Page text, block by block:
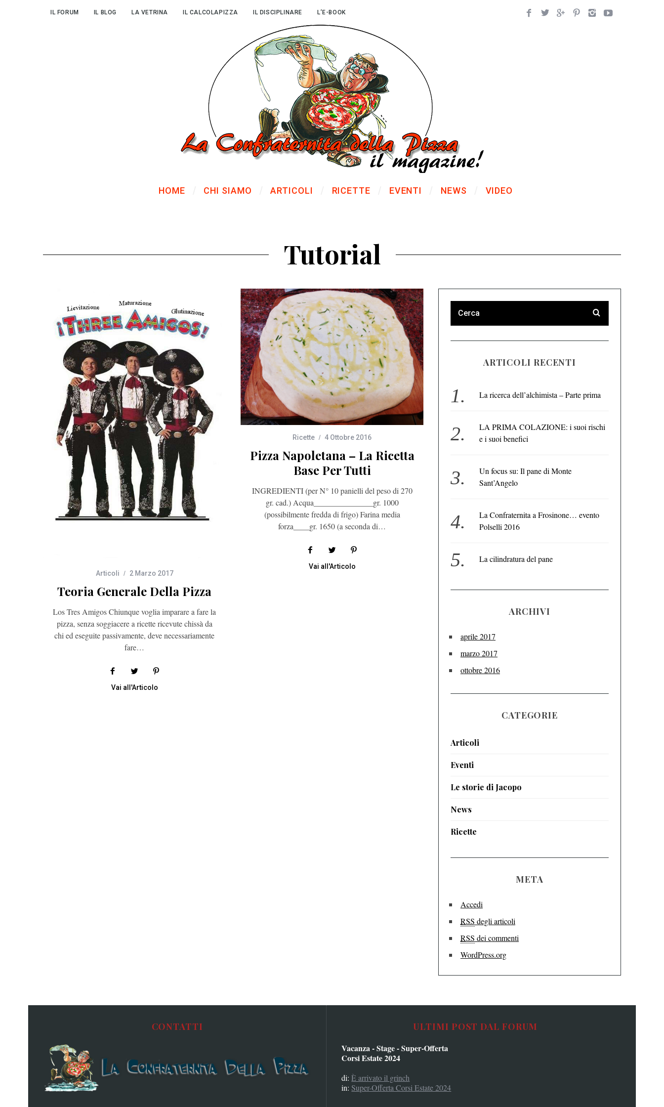
IL FORUM IL BLOG LA VETRINA IL CALCOLAPIZZA IL DISCIPLINARE L’E-BOOK
HOME CHI SIAMO ARTICOLI RICETTE EVENTI NEWS VIDEO
Tutorial
Articoli 2 Marzo 2017
Teoria Generale Della Pizza
Los Tres Amigos Chiunque voglia imparare a fare la
pizza, senza soggiacere a ricette ricevute chissà da
chi ed eseguite passivamente, deve necessariamente
fare…
Vai all'Articolo
Ricette 4 Ottobre 2016
Pizza Napoletana – La Ricetta
Base Per Tutti
INGREDIENTI (per N° 10 panielli del peso di 270
gr. cad.) Acqua_______________gr. 1000
(possibilmente fredda di frigo) Farina media
forza____gr. 1650 (a seconda di…
Vai all'Articolo
ARTICOLI RECENTI
La ricerca dell’alchimista – Parte prima
LA PRIMA COLAZIONE: i suoi rischi
e i suoi benefici
Un focus su: Il pane di Monte
Sant’Angelo
La Confraternita a Frosinone… evento
Polselli 2016
La cilindratura del pane
ARCHIVI
aprile 2017
marzo 2017
ottobre 2016
CATEGORIE
Articoli
Eventi
Le storie di Jacopo
News
Ricette
META
Accedi
RSS degli articoli
RSS dei commenti
WordPress.org
CONTATTI ULTIMI POST DAL FORUM
Vacanza - Stage - Super-Offerta
Corsi Estate 2024
di:È arrivato il grinch
in: Super-Offerta Corsi Estate 2024